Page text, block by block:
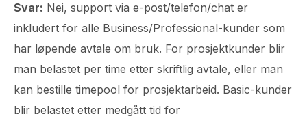
Svar: Nei, support via e-post/telefon/chat er
inkludert for alle Business/Professional-kunder som
har løpende avtale om bruk. For prosjektkunder blir
man belastet per time etter skriftlig avtale, eller man
kan bestille timepool for prosjektarbeid. Basic-kunder
blir belastet etter medgått tid for